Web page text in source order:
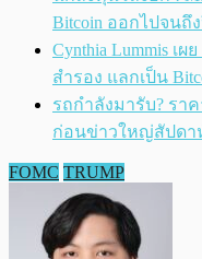
Bitcoin ออกไปจนถึง
Cynthia Lummis เ
สำรอง แลกเป็น
รถกำลังมารับ? ราค
ก่อนข่าวใหญ่สัปดา
FOMC TRUMP